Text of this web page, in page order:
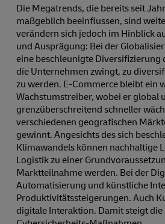
Die Megatrends, die bereits seit
maßgeblich beeinflussen, sind
verändern sich jedoch im Hinblick
und Ausprägung: Bei der
eine beschleunigte Diversifizierung
die Unternehmen zwingt, zu
zu werden. E-Commerce bleibt ein
Wachstumstreiber, wobei er global
grenzüberschreitend schneller
verschiedenen geografischen
gewinnt. Angesichts des sich
Klimawandels können nachhaltige
Logistik zu einer
Marktteilnahme werden. Bei der
Automatisierung und künstliche
Produktivitätssteigerungen. Auch
digitale Interaktion. Damit steigt